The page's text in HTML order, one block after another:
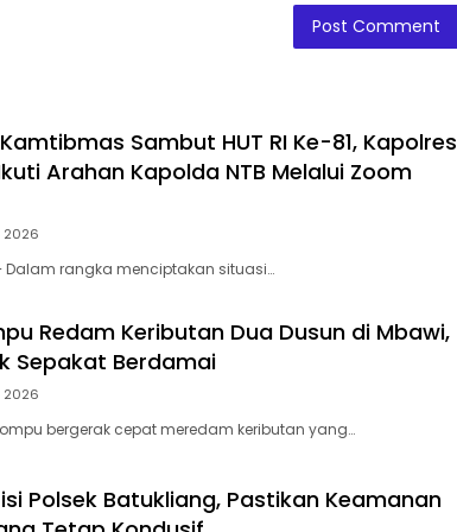
Sambut HUT RI Ke-81, Kapolres
Arahan Kapolda NTB Melalui Zoom
2026
Dalam rangka menciptakan situasi…
Redam Keributan Dua Dusun di Mbawi,
Sepakat Berdamai
2026
bergerak cepat meredam keributan yang…
Polsek Batukliang, Pastikan Keamanan